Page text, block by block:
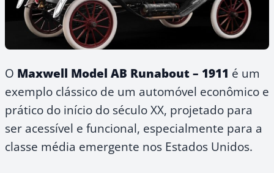
O Maxwell Model AB Runabout – 1911 é um
exemplo clássico de um automóvel econômico e
prático do início do século XX, projetado para
ser acessível e funcional, especialmente para a
classe média emergente nos Estados Unidos.